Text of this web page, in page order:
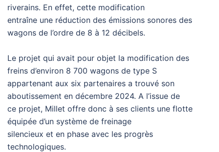
riverains. En effet, cette modification
entraîne une réduction des émissions sonores des
wagons de l’ordre de 8 à 12 décibels.
Le projet qui avait pour objet la modification des
freins d’environ 8 700 wagons de type S
appartenant aux six partenaires a trouvé son
aboutissement en décembre 2024. A l’issue de
ce projet, Millet offre donc à ses clients une flotte
équipée d’un système de freinage
silencieux et en phase avec les progrès
technologiques.